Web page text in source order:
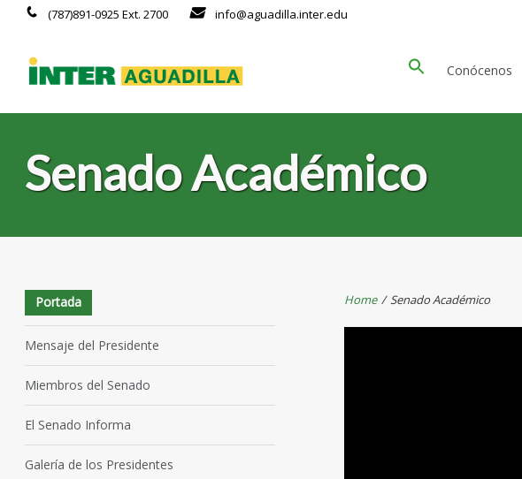
(787)891-0925 Ext. 2700 info@aguadilla.inter.edu
Conócenos
Senado Académico
Home /Senado Académico
Portada
Mensaje del Presidente
Miembros del Senado
El Senado Informa
Galería de los Presidentes